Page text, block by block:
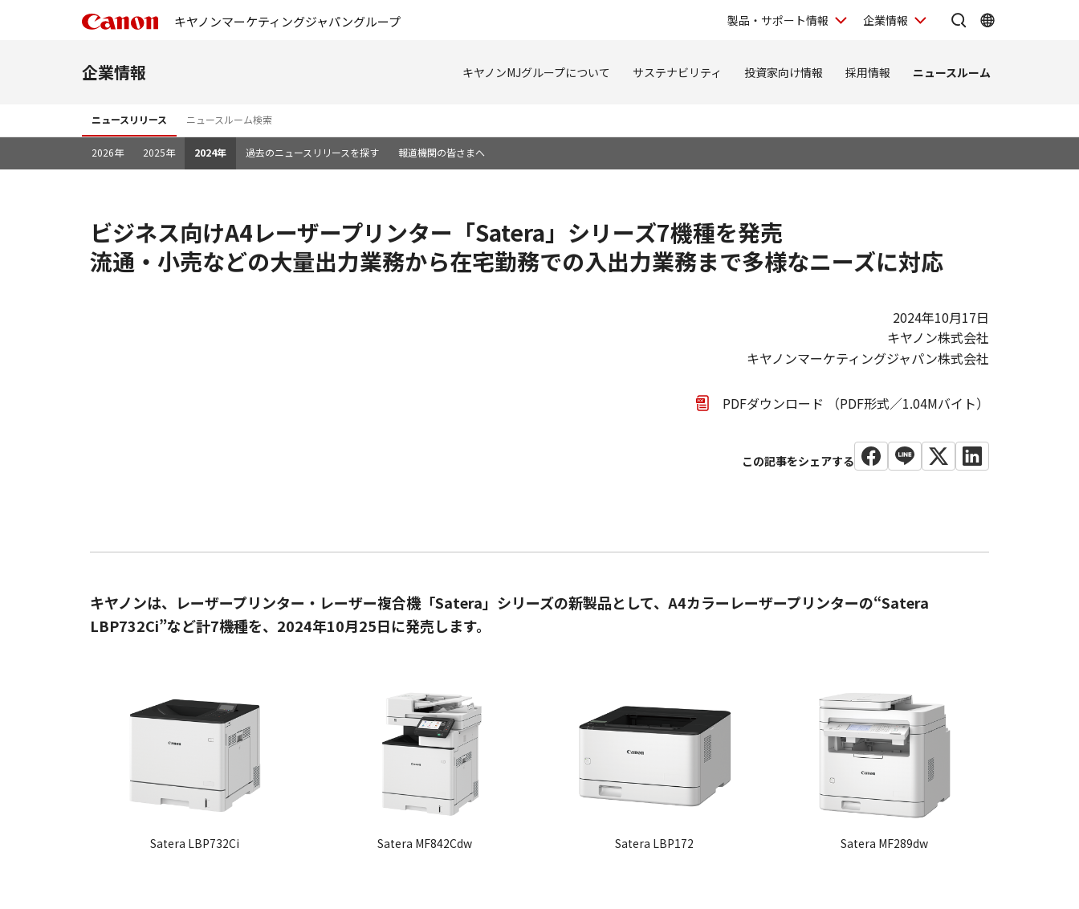
キヤノンマーケティングジャパングループ 製品・サポート情報 企業情報
企業情報 キヤノンMJグループについて サステナビリティ 投資家向け情報 採用情報 ニュースルーム
ニュースリリース ニュースルーム検索
2026年 2025年 2024年 過去のニュースリリースを探す 報道機関の皆さまへ
ビジネス向けA4レーザープリンター「Satera」シリーズ7機種を発売
流通・小売などの大量出力業務から在宅勤務での入出力業務まで多様なニーズに対応
2024年10月17日
キヤノン株式会社
キヤノンマーケティングジャパン株式会社
PDFダウンロード （PDF形式／1.04Mバイト）
キヤノンは、レーザープリンター・レーザー複合機「Satera」シリーズの新製品として、A4カラーレーザープリンターの“Satera
LBP732Ci”など計7機種を、2024年10月25日に発売します。
Satera LBP732Ci Satera MF842Cdw Satera LBP172 Satera MF289dw